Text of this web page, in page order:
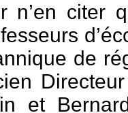
n’en citer
de
et